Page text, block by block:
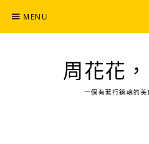
content
MENU
周花花
一個有著行銷魂的